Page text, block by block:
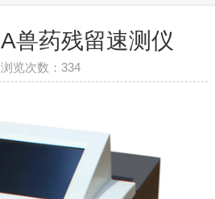
兽药残留速测仪
览次数： 334